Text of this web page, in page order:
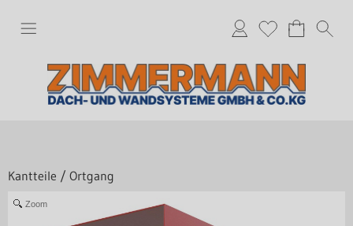
Kantteile / Ortgang
Zoom